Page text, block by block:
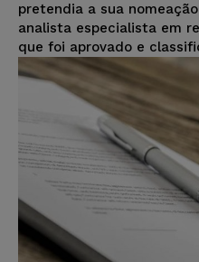
pretendia a sua
analista especialista em
que foi aprovado e